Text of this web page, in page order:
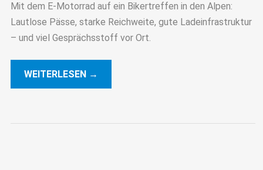
Mit dem E-Motorrad auf ein Bikertreffen in den Alpen:
Lautlose Pässe, starke Reichweite, gute Ladeinfrastruktur
– und viel Gesprächsstoff vor Ort.
WEITERLESEN →